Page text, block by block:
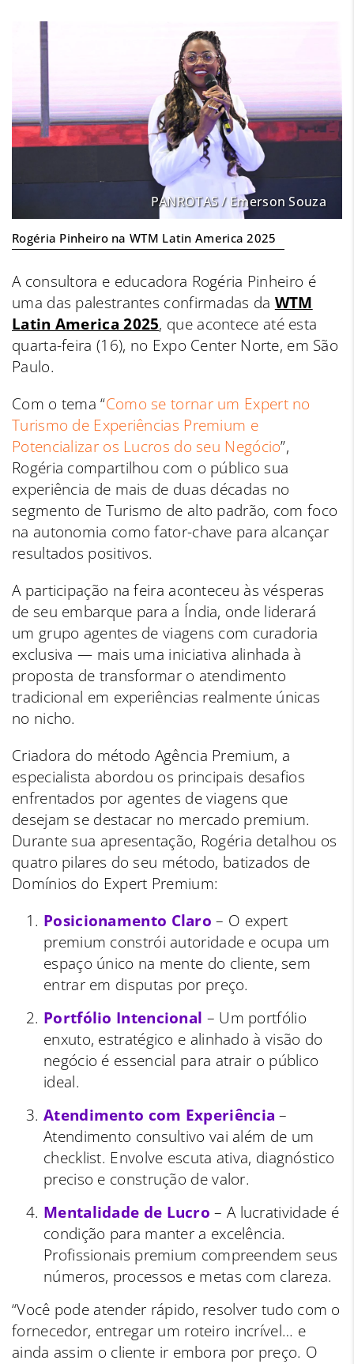
PANROTAS / Emerson Souza
Rogéria Pinheiro na WTM Latin America 2025
A consultora e educadora Rogéria Pinheiro é
uma das palestrantes confirmadas da WTM
Latin America 2025, que acontece até esta
quarta-feira (16), no Expo Center Norte, em São
Paulo.
Com o tema “Como se tornar um Expert no
Turismo de Experiências Premium e
Potencializar os Lucros do seu Negócio”,
Rogéria compartilhou com o público sua
experiência de mais de duas décadas no
segmento de Turismo de alto padrão, com foco
na autonomia como fator-chave para alcançar
resultados positivos.
A participação na feira aconteceu às vésperas
de seu embarque para a Índia, onde liderará
um grupo agentes de viagens com curadoria
exclusiva — mais uma iniciativa alinhada à
proposta de transformar o atendimento
tradicional em experiências realmente únicas
no nicho.
Criadora do método Agência Premium, a
especialista abordou os principais desafios
enfrentados por agentes de viagens que
desejam se destacar no mercado premium.
Durante sua apresentação, Rogéria detalhou os
quatro pilares do seu método, batizados de
Domínios do Expert Premium:
Posicionamento Claro – O expert
premium constrói autoridade e ocupa um
espaço único na mente do cliente, sem
entrar em disputas por preço.
Portfólio Intencional – Um portfólio
enxuto, estratégico e alinhado à visão do
negócio é essencial para atrair o público
ideal.
Atendimento com Experiência–
Atendimento consultivo vai além de um
checklist. Envolve escuta ativa, diagnóstico
preciso e construção de valor.
Mentalidade de Lucro – A lucratividade é
condição para manter a excelência.
Profissionais premium compreendem seus
números, processos e metas com clareza.
“Você pode atender rápido, resolver tudo com o
fornecedor, entregar um roteiro incrível… e
ainda assim o cliente ir embora por preço. O